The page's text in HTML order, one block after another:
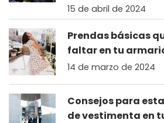
15 de abril de 2024
Prendas básicas
faltar en tu
14 de marzo de 2024
Consejos para
de vestimenta en